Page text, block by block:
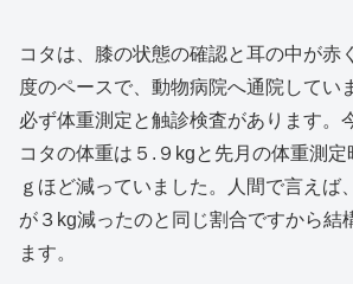
コタは、膝の状態の確認と耳の中が赤
度のペースで、動物病院へ通院してい
必ず体重測定と触診検査があります。
コタの体重は５.９kgと先月の体重測定
ｇほど減っていました。人間で言えば
が３kg減ったのと同じ割合ですから結
ます。